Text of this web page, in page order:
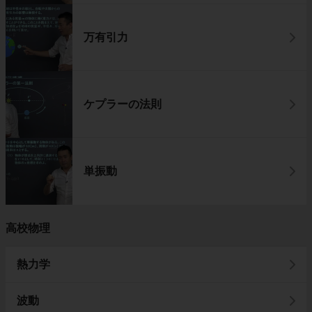
万有引力
ケプラーの法則
単振動
高校物理
熱力学
波動